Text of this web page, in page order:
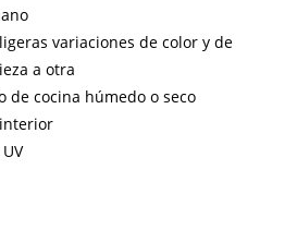
variaciones de color y de
a otra
de cocina húmedo o seco